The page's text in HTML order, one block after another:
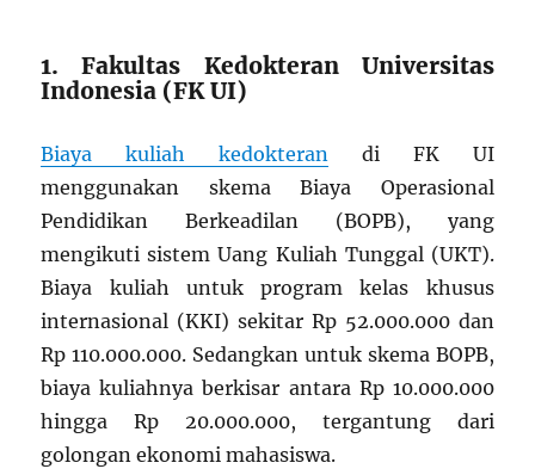
1. Fakultas Kedokteran Universitas
Indonesia (FK UI)
Biaya kuliah kedokteran di FK UI
menggunakan skema Biaya Operasional
Pendidikan Berkeadilan (BOPB), yang
mengikuti sistem Uang Kuliah Tunggal (UKT).
Biaya kuliah untuk program kelas khusus
internasional (KKI) sekitar Rp 52.000.000 dan
Rp 110.000.000. Sedangkan untuk skema BOPB,
biaya kuliahnya berkisar antara Rp 10.000.000
hingga Rp 20.000.000, tergantung dari
golongan ekonomi mahasiswa.